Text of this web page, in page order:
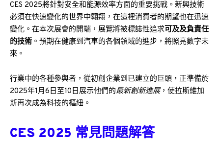
CES 2025將針對安全和能源效率方面的重要挑戰。新興技術
必須在快速變化的世界中翱翔，在這裡消費者的期望也在迅速
變化。在本次展會的開端，展覽將被標誌性追求可及及負責任
的技術 。預期在健康到汽車的各個領域的進步，將照亮數字未
來。
行業中的各種參與者，從初創企業到已建立的巨頭，正準備於
2025年1月6日至10日展示他們的最新創新進展，使拉斯維加
斯再次成為科技的樞紐。
CES 2025 常見問題解答